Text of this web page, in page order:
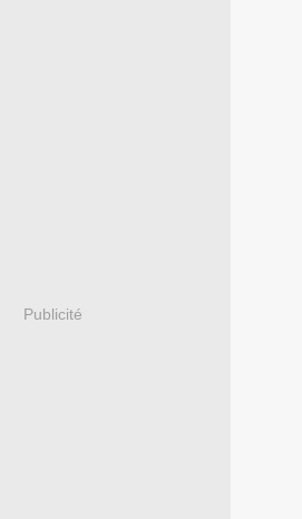
Publicité